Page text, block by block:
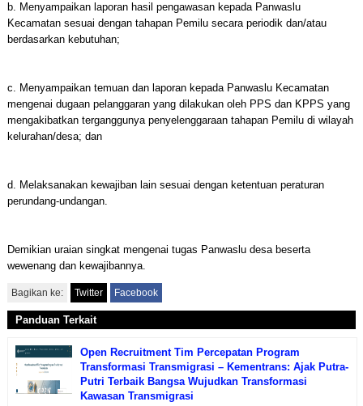
b. Menyampaikan laporan hasil pengawasan kepada Panwaslu
Kecamatan sesuai dengan tahapan Pemilu secara periodik dan/atau
berdasarkan kebutuhan;
c. Menyampaikan temuan dan laporan kepada Panwaslu Kecamatan
mengenai dugaan pelanggaran yang dilakukan oleh PPS dan KPPS yang
mengakibatkan terganggunya penyelenggaraan tahapan Pemilu di wilayah
kelurahan/desa; dan
d. Melaksanakan kewajiban lain sesuai dengan ketentuan peraturan
perundang-undangan.
Demikian uraian singkat mengenai tugas Panwaslu desa beserta
wewenang dan kewajibannya.
Bagikan ke: Twitter Facebook
Panduan Terkait
Open Recruitment Tim Percepatan Program
Transformasi Transmigrasi – Kementrans: Ajak Putra-
Putri Terbaik Bangsa Wujudkan Transformasi
Kawasan Transmigrasi